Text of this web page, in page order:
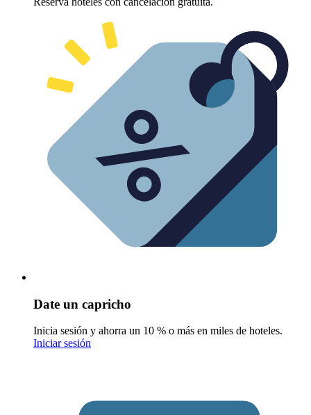
Date un capricho
Inicia sesión y ahorra un 10 % o más en miles de hoteles.
Iniciar sesión